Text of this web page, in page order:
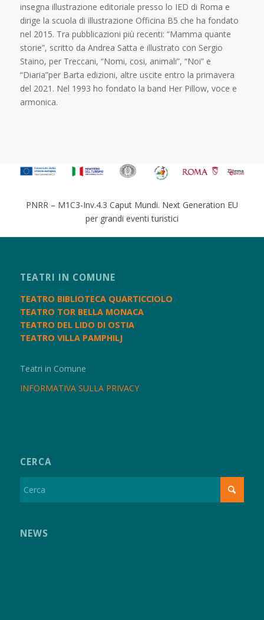
insegna illustrazione editoriale presso lo IED di Roma e
dirige la scuola di illustrazione Officina B5 che ha fondato
nel 2015. Tra pubblicazioni più recenti: “Mamma quante
storie”, scritto da Andrea Satta e illustrato con Sergio
Staino, per Treccani, “Nomi, cosi, animali”, “Noi” e
“Diaria”per Barta edizioni, altre uscite entro la primavera
del 2021. Nel 1993 ho fondato la band Her Pillow, voce e
armonica.
PNRR – M1C3-Inv.4.3 Caput Mundi. Next Generation EU
per grandi eventi turistici
TEATRI IN COMUNE
TEATRO BIBLIOTECA QUARTICCIOLO
TEATRO TOR BELLA MONACA
TEATRO DEL LIDO DI OSTIA
TEATRO VILLA PAMPHILJ
Teatri in Comune
INFORMATIVA SULLA PRIVACY
CERCA
NEWS